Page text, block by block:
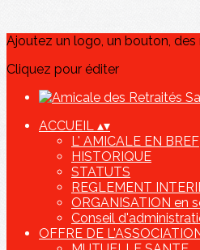
Ajoutez un logo, un bouton, des
Cliquez pour éditer
ACCUEIL ▴▾
L' AMICALE EN BREF
HISTORIQUE
STATUTS
REGLEMENT
ORGANISATION en
Conseil
OFFRE DE